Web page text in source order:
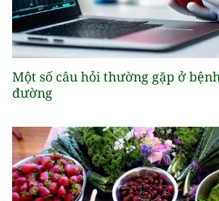
Một số câu hỏi thường gặp ở
đường